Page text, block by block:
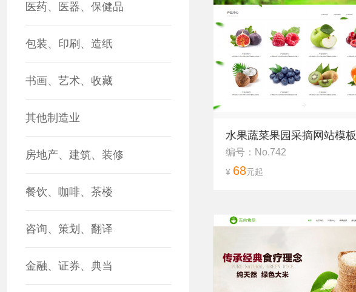
医药、医器、保健品
包装、印刷、造纸
书画、艺术、收藏
其他制造业
房地产、建筑、装修
餐饮、咖啡、茶楼
咨询、策划、翻译
金融、证券、典当
水果蔬菜果园采摘网站模板
编号：No.742
¥ 68元起